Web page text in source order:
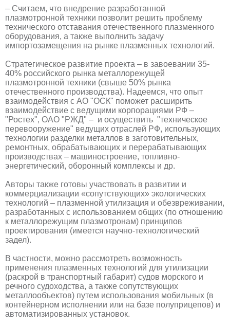
– Считаем, что внедрение разработанной
плазмотронной техники позволит решить проблему
технического отставания отечественного плазменного
оборудования, а также выполнить задачу
импортозамещения на рынке плазменных технологий.
Стратегическое развитие проекта – в завоевании 35-
40% российского рынка металлорежущей
плазмотронной техники (свыше 50% рынка
отечественного производства). Надеемся, что опыт
взаимодействия с АО "ОСК" поможет расширить
взаимодействие с ведущими корпорациями РФ –
"Ростех", ОАО "РЖД" – и осуществить "техническое
перевооружение" ведущих отраслей РФ, использующих
технологии разделки металлов в заготовительных,
ремонтных, обрабатывающих и перерабатывающих
производствах – машиностроение, топливно-
энергетический, оборонный комплексы и др.
Авторы также готовы участвовать в развитии и
коммерциализации «сопутствующих» экологических
технологий – плазменной утилизация и обезвреживании,
разработанных с использованием общих (по отношению
к металлорежущим плазмотронам) принципов
проектирования (имеется научно-технологический
задел).
В частности, можно рассмотреть возможность
применения плазменных технологий для утилизации
(раскрой в транспортный габарит) судов морского и
речного судоходства, а также сопутствующих
металлообъектов) путем использования мобильных (в
контейнерном исполнении или на базе полуприцепов) и
автоматизированных установок.